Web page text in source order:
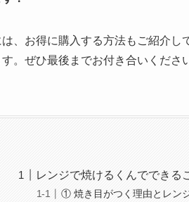
、お得に購入する方法もご紹介し
。ぜひ最後までお付き合いくださ
レンジで焼けるくんでできる
① 焼き目がつく理由とレン